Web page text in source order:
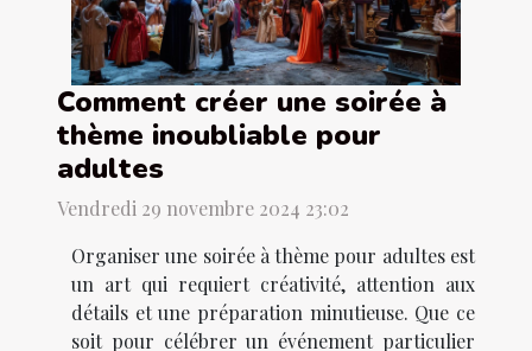
Comment créer une soirée à
thème inoubliable pour
adultes
Vendredi 29 novembre 2024 23:02
Organiser une soirée à thème pour adultes est
un art qui requiert créativité, attention aux
détails et une préparation minutieuse. Que ce
soit pour célébrer un événement particulier